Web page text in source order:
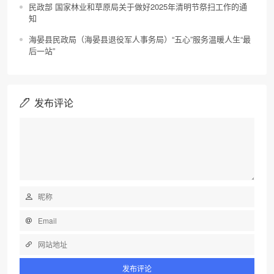
民政部 国家林业和草原局关于做好2025年清明节祭扫工作的通
知
海晏县民政局（海晏县退役军人事务局）“五心”服务温暖人生“最
后一站”
发布评论